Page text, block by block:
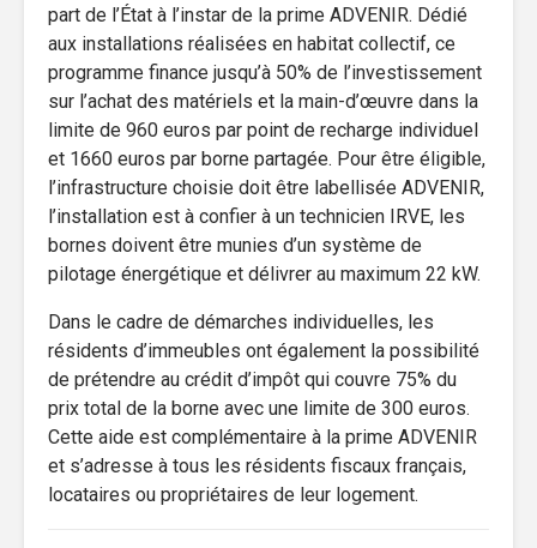
part de l’État à l’instar de la prime ADVENIR. Dédié
aux installations réalisées en habitat collectif, ce
programme finance jusqu’à 50% de l’investissement
sur l’achat des matériels et la main-d’œuvre dans la
limite de 960 euros par point de recharge individuel
et 1660 euros par borne partagée. Pour être éligible,
l’infrastructure choisie doit être labellisée ADVENIR,
l’installation est à confier à un technicien IRVE, les
bornes doivent être munies d’un système de
pilotage énergétique et délivrer au maximum 22 kW.
Dans le cadre de démarches individuelles, les
résidents d’immeubles ont également la possibilité
de prétendre au crédit d’impôt qui couvre 75% du
prix total de la borne avec une limite de 300 euros.
Cette aide est complémentaire à la prime ADVENIR
et s’adresse à tous les résidents fiscaux français,
locataires ou propriétaires de leur logement.